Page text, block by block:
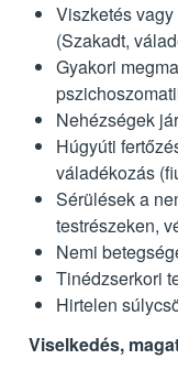
Viszketés
(Szakadt,
Gyakori
Nehézségek
Húgyúti
váladékozás
Sérülések a
testrészeken,
Nemi
Tinédzserkori
Hirtelen
Viselkedés,